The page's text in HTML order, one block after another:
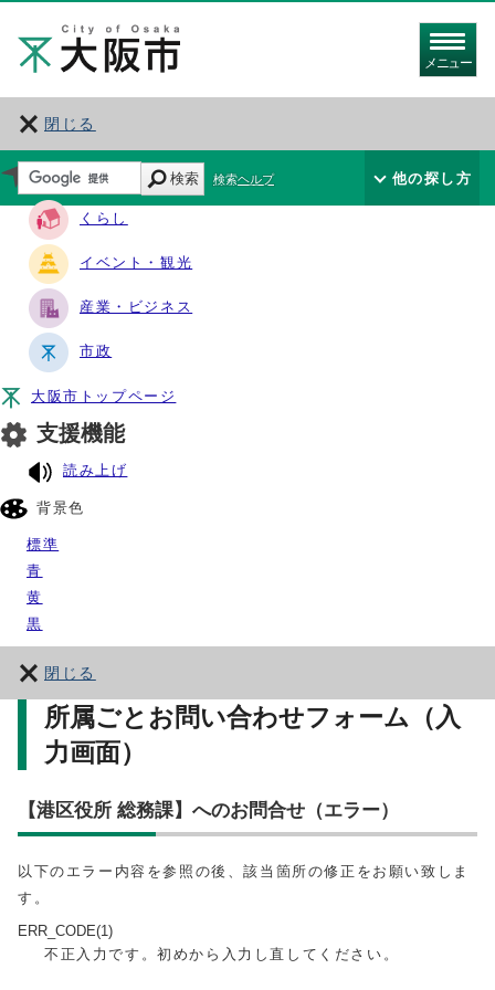
メニュー
閉じる
サイト・ナビ
くらし
イベント・観光
産業・ビジネス
市政
大阪市トップページ
支援機能
読み上げ
背景色
標準
青
黄
黒
閉じる
検索 検索ヘルプ 他の探し方
所属ごとお問い合わせフォーム（入
力画面）
【港区役所 総務課】へのお問合せ（エラー）
以下のエラー内容を参照の後、該当箇所の修正をお願い致しま
す。
ERR_CODE(1)
不正入力です。初めから入力し直してください。